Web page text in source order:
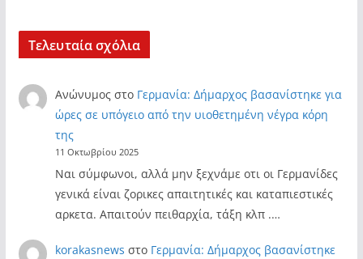
Τελευταία σχόλια
Ανώνυμος στο Γερμανία: Δήμαρχος βασανίστηκε για
ώρες σε υπόγειο από την υιοθετημένη νέγρα κόρη
της
11 Οκτωβρίου 2025
Ναι σύμφωνοι, αλλά μην ξεχνάμε οτι οι Γερμανίδες
γενικά είναι ζορικες απαιτητικές και καταπιεστικές
αρκετα. Απαιτούν πειθαρχία, τάξη κλπ .…
korakasnews στο Γερμανία: Δήμαρχος βασανίστηκε